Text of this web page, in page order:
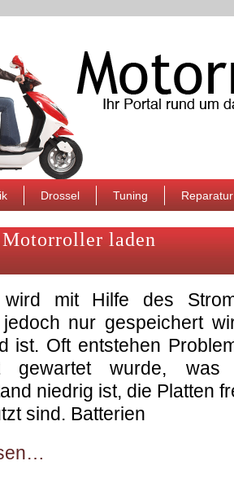
Drossel Tuning Reparatur
laden
mit Hilfe des
nur gespeichert
ist. Oft entstehen
gewartet wurde,
niedrig ist, die Platten
sind. Batterien